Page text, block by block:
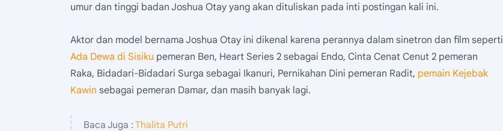
umur dan tinggi badan Joshua Otay yang akan dituliskan pada inti postingan kali ini.
Aktor dan model bernama Joshua Otay ini dikenal karena perannya dalam sinetron dan film seperti
Ada Dewa di Sisiku pemeran Ben, Heart Series 2 sebagai Endo, Cinta Cenat Cenut 2 pemeran
Raka, Bidadari-Bidadari Surga sebagai Ikanuri, Pernikahan Dini pemeran Radit, pemain Kejebak
Kawin sebagai pemeran Damar, dan masih banyak lagi.
Baca Juga : Thalita Putri